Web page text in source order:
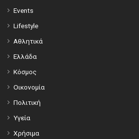
Events
Lifestyle
Αθλητικά
Ελλάδα
Κόσμος
Οικονομία
Πολιτική
Υγεία
Χρήσιμα